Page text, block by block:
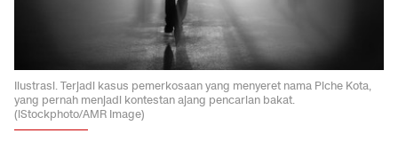
Ilustrasi. Terjadi kasus pemerkosaan yang menyeret nama Piche Kota,
yang pernah menjadi kontestan ajang pencarian bakat.
(iStockphoto/AMR Image)